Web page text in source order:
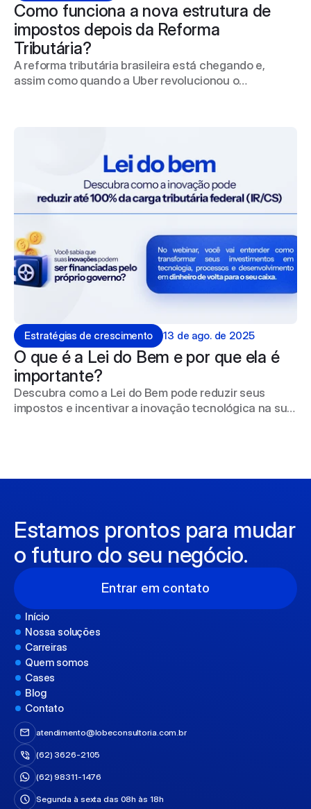
Como funciona a nova estrutura de
impostos depois da Reforma
Tributária?
A reforma tributária brasileira está chegando e,
assim como quando a Uber revolucionou o
Estratégias de crescimento 13 de ago. de 2025
O que é a Lei do Bem e por que ela é
importante?
Descubra como a Lei do Bem pode reduzir seus
impostos e incentivar a inovação tecnológica na sua
Estamos prontos para mudar
o futuro do seu negócio.
Entrar em contato
Início
Nossa soluções
Carreiras
Quem somos
Cases
Blog
Contato
atendimento@lobeconsultoria.com.br
(62) 3626-2105
(62) 98311-1476
Segunda à sexta das 08h às 18h